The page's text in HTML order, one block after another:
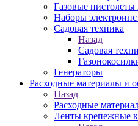
Газовые пистолеты
Наборы
Садовая техника
Назад
Садовая
Генераторы
Расходные материалы и
Назад
Расходные
Ленты крепежные